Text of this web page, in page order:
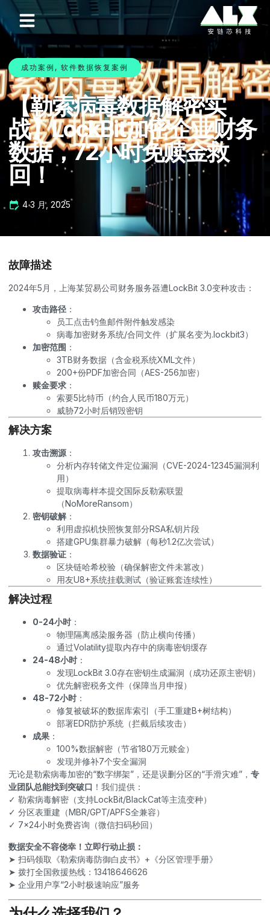
成功案例 , 软件数据恢复案例
【勒索病毒数据解密实
战】LockBit加密企业财务
数据，72小时免赎金救
回！
4 3 月, 2025
故障描述
2024年5月，上海某贸易公司财务服务器遭LockBit 3.0变种攻击：
攻击路径 ：
员工点击钓鱼邮件附件触发感染
病毒加密财务系统/合同文件（扩展名变为.lockbit3）
加密范围 ：
3TB财务数据（含金税系统XML文件）
200+份PDF加密合同（AES-256加密）
赎金要求 ：
索要5比特币（约合人民币180万元）
威胁72小时后销毁密钥
解决方案
攻击溯源：
分析内存转储文件定位漏洞（CVE-2024-12345漏洞利
用）
提取病毒样本提交国际反勒索联盟
（NoMoreRansom）
密钥破解：
利用虚拟机快照恢复部分RSA私钥片段
搭建GPU集群暴力破解（每秒1.2亿次尝试）
数据验证 ：
区块链哈希校验（确保解密文件未篡改）
用友U8+系统挂载测试（验证账套连续性）
解决过程
0-24小时 ：
物理隔离感染服务器（防止横向传播）
通过Volatility提取内存中的病毒密钥缓存
24-48小时 ：
发现LockBit 3.0存在密钥生成漏洞（成功还原主密钥）
优先解密税务文件（保障当月申报）
48-72小时 ：
修复被破坏的数据库索引（手工重建B+树结构）
部署EDR防护系统（拦截后续攻击）
成果 ：
100%数据解密（节省180万元赎金）
发现并修补7个安全漏洞
无论是勒索病毒加密的“数字绑架”，还是误删分区的“手滑灾难”， 专
业团队总能找到突破口 ！我们提供：
✓ 勒索病毒解密（支持LockBit/BlackCat等主流变种）
✓ 分区表重建（MBR/GPT/APFS全兼容）
✓ 7×24小时免费咨询（微信扫码秒回）
数据安全不容侥幸！立即行动止损：
➤ 扫码领取《勒索病毒防御白皮书》+《分区管理手册》
➤ 拨打全国救援热线：13418646626
➤ 企业用户享“2小时极速响应”服务